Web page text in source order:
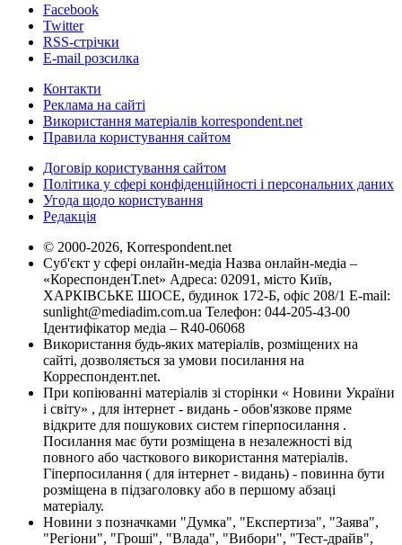
Facebook
Twitter
RSS-стрічки
E-mail розсилка
Контакти
Реклама на сайті
Використання матеріалів korrespondent.net
Правила користування сайтом
Договір користування сайтом
Політика у сфері конфіденційності і персональних даних
Угода щодо користування
Редакція
© 2000-2026, Korrespondent.net
Суб'єкт у сфері онлайн-медіа Назва онлайн-медіа –
«КореспонденТ.net» Адреса: 02091, місто Київ,
ХАРКІВСЬКЕ ШОСЕ, будинок 172-Б, офіс 208/1 E-mail:
sunlight@mediadim.com.ua Телефон: 044-205-43-00
Ідентифікатор медіа – R40-06068
Використання будь-яких матеріалів, розміщених на
сайті, дозволяється за умови посилання на
Корреспондент.net.
При копіюванні матеріалів зі сторінки « Новини України
і світу» , для інтернет - видань - обов'язкове пряме
відкрите для пошукових систем гіперпосилання .
Посилання має бути розміщена в незалежності від
повного або часткового використання матеріалів.
Гіперпосилання ( для інтернет - видань) - повинна бути
розміщена в підзаголовку або в першому абзаці
матеріалу.
Новини з позначками "Думка", "Експертиза", "Заява",
"Регіони", "Гроші", "Влада", "Вибори", "Тест-драйв",